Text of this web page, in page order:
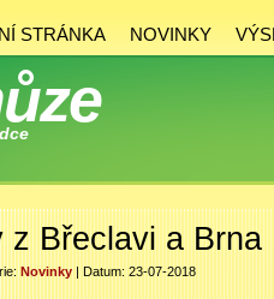
STRÁNKA NOVINKY
z Břeclavi a Brna
Novinky | Datum: 23-07-2018